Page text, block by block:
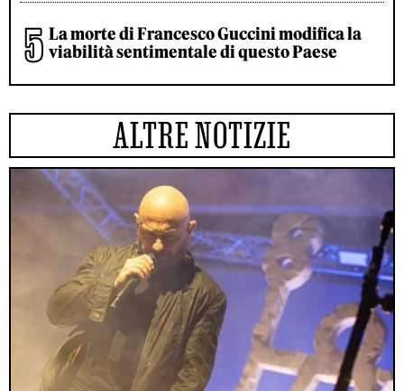
La morte di Francesco Guccini modifica la
viabilità sentimentale di questo Paese
ALTRE NOTIZIE